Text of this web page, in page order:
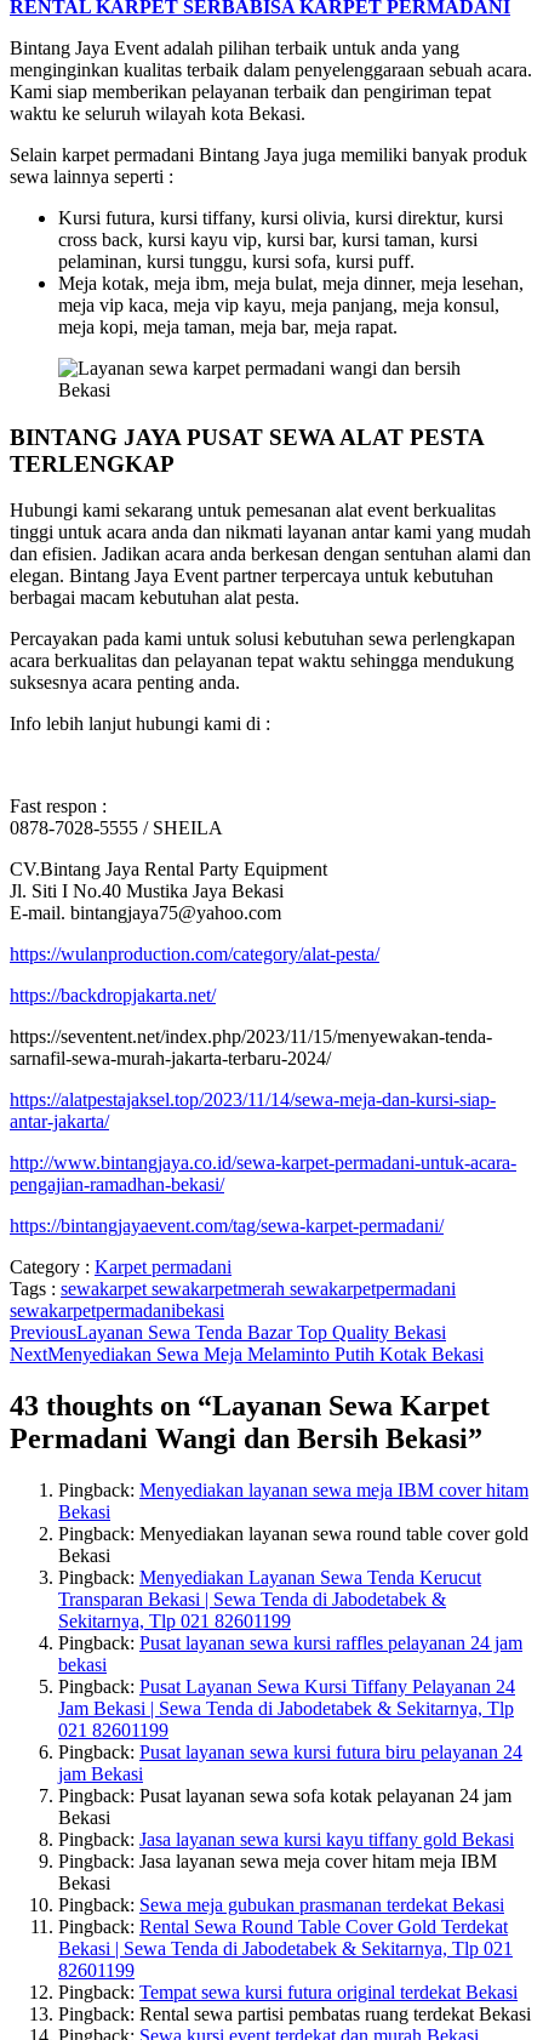
RENTAL KARPET SERBABISA KARPET PERMADANI
Bintang Jaya Event adalah pilihan terbaik untuk anda yang
menginginkan kualitas terbaik dalam penyelenggaraan sebuah acara.
Kami siap memberikan pelayanan terbaik dan pengiriman tepat
waktu ke seluruh wilayah kota Bekasi.
Selain karpet permadani Bintang Jaya juga memiliki banyak produk
sewa lainnya seperti :
Kursi futura, kursi tiffany, kursi olivia, kursi direktur, kursi
cross back, kursi kayu vip, kursi bar, kursi taman, kursi
pelaminan, kursi tunggu, kursi sofa, kursi puff.
Meja kotak, meja ibm, meja bulat, meja dinner, meja lesehan,
meja vip kaca, meja vip kayu, meja panjang, meja konsul,
meja kopi, meja taman, meja bar, meja rapat.
BINTANG JAYA PUSAT SEWA ALAT PESTA
TERLENGKAP
Hubungi kami sekarang untuk pemesanan alat event berkualitas
tinggi untuk acara anda dan nikmati layanan antar kami yang mudah
dan efisien. Jadikan acara anda berkesan dengan sentuhan alami dan
elegan. Bintang Jaya Event partner terpercaya untuk kebutuhan
berbagai macam kebutuhan alat pesta.
Percayakan pada kami untuk solusi kebutuhan sewa perlengkapan
acara berkualitas dan pelayanan tepat waktu sehingga mendukung
suksesnya acara penting anda.
Info lebih lanjut hubungi kami di :
Fast respon :
0878-7028-5555 / SHEILA
CV.Bintang Jaya Rental Party Equipment
Jl. Siti I No.40 Mustika Jaya Bekasi
E-mail. bintangjaya75@yahoo.com
https://wulanproduction.com/category/alat-pesta/
https://backdropjakarta.net/
https://seventent.net/index.php/2023/11/15/menyewakan-tenda-
sarnafil-sewa-murah-jakarta-terbaru-2024/
https://alatpestajaksel.top/2023/11/14/sewa-meja-dan-kursi-siap-
antar-jakarta/
http://www.bintangjaya.co.id/sewa-karpet-permadani-untuk-acara-
pengajian-ramadhan-bekasi/
https://bintangjayaevent.com/tag/sewa-karpet-permadani/
Category : Karpet permadani
Tags : sewakarpet sewakarpetmerah sewakarpetpermadani
sewakarpetpermadanibekasi
PreviousLayanan Sewa Tenda Bazar Top Quality Bekasi
NextMenyediakan Sewa Meja Melaminto Putih Kotak Bekasi
43 thoughts on “Layanan Sewa Karpet
Permadani Wangi dan Bersih Bekasi”
Pingback: Menyediakan layanan sewa meja IBM cover hitam
Bekasi
Pingback: Menyediakan layanan sewa round table cover gold
Bekasi
Pingback: Menyediakan Layanan Sewa Tenda Kerucut
Transparan Bekasi | Sewa Tenda di Jabodetabek &
Sekitarnya, Tlp 021 82601199
Pingback: Pusat layanan sewa kursi raffles pelayanan 24 jam
bekasi
Pingback: Pusat Layanan Sewa Kursi Tiffany Pelayanan 24
Jam Bekasi | Sewa Tenda di Jabodetabek & Sekitarnya, Tlp
021 82601199
Pingback: Pusat layanan sewa kursi futura biru pelayanan 24
jam Bekasi
Pingback: Pusat layanan sewa sofa kotak pelayanan 24 jam
Bekasi
Pingback: Jasa layanan sewa kursi kayu tiffany gold Bekasi
Pingback: Jasa layanan sewa meja cover hitam meja IBM
Bekasi
Pingback: Sewa meja gubukan prasmanan terdekat Bekasi
Pingback: Rental Sewa Round Table Cover Gold Terdekat
Bekasi | Sewa Tenda di Jabodetabek & Sekitarnya, Tlp 021
82601199
Pingback: Tempat sewa kursi futura original terdekat Bekasi
Pingback: Rental sewa partisi pembatas ruang terdekat Bekasi
Pingback: Sewa kursi event terdekat dan murah Bekasi